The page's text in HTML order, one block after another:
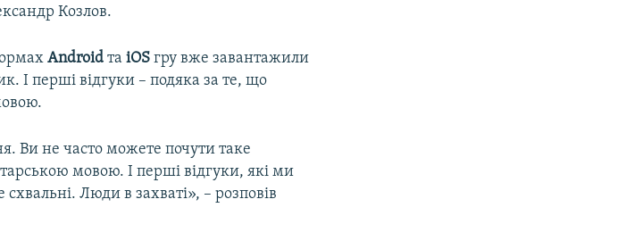
Козлов.
Android та iOSгру вже завантажили
І перші відгуки – подяка за те, що
Ви не часто можете почути таке
мовою. І перші відгуки, які ми
Люди в захваті», – розповів